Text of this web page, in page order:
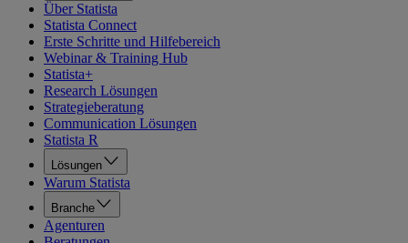
Über Statista
Statista Connect
Erste Schritte und Hilfebereich
Webinar & Training Hub
Statista+
Research Lösungen
Strategieberatung
Communication Lösungen
Statista R
Lösungen
Warum Statista
Branche
Agenturen